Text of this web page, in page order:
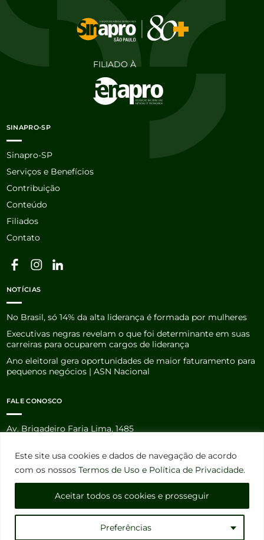
Este site usa cookies e dados de navegação de acordo
com os nossos Termos de Uso e Política de Privacidade.
Preferências
Aceitar todos os cookies e prosseguir
FILIADO À
SINAPRO-SP
Sinapro-SP
Serviços e Benefícios
Contribuição
Conteúdo
Filiados
Contato
NOTÍCIAS
No Brasil, só 14% da alta liderança é formada por mulheres
Executivas negras revelam o que foi determinante em suas
carreiras para ocuparem cargos de liderança
Ano eleitoral gera oportunidades de maior faturamento para
pequenos negócios | ASN Nacional
FALE CONOSCO
Av. Brigadeiro Faria Lima, 1485
CEP 01452-002 – São Paulo – SP
(11) 91162.0197 (WhatsApp)